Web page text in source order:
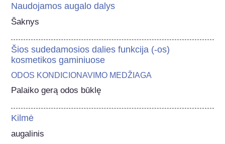
Naudojamos augalo dalys
Šaknys
Šios sudedamosios dalies funkcija (-os)
kosmetikos gaminiuose
ODOS KONDICIONAVIMO MEDŽIAGA
Palaiko gerą odos būklę
Kilmė
augalinis